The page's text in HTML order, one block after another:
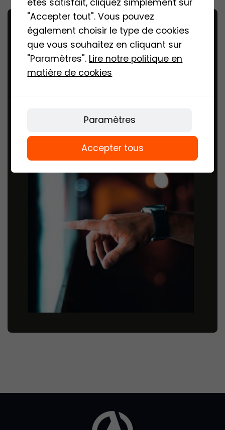
Adresse
Rúa Romana 58
31390, Olite
COMMENT VENIR
êtes satisfait, cliquez simplement sur
"Accepter tout". Vous pouvez
également choisir le type de cookies
que vous souhaitez en cliquant sur
"Paramètres". Lire notre politique en
matière de cookies
Paramètres
Accepter tous